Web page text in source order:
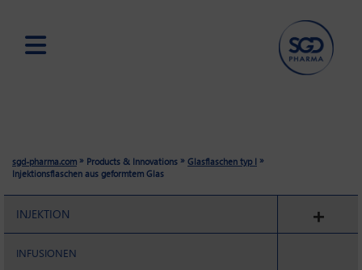
sgd-pharma.com » Products & Innovations » Glasflaschen typ I »
Injektionsflaschen aus geformtem Glas
INJEKTION
INFUSIONEN